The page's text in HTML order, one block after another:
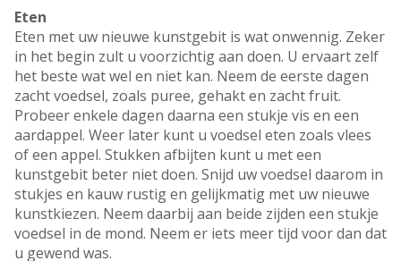
Eten
Eten met uw nieuwe kunstgebit is wat onwennig. Zeker
in het begin zult u voorzichtig aan doen. U ervaart zelf
het beste wat wel en niet kan. Neem de eerste dagen
zacht voedsel, zoals puree, gehakt en zacht fruit.
Probeer enkele dagen daarna een stukje vis en een
aardappel. Weer later kunt u voedsel eten zoals vlees
of een appel. Stukken afbijten kunt u met een
kunstgebit beter niet doen. Snijd uw voedsel daarom in
stukjes en kauw rustig en gelijkmatig met uw nieuwe
kunstkiezen. Neem daarbij aan beide zijden een stukje
voedsel in de mond. Neem er iets meer tijd voor dan dat
u gewend was.